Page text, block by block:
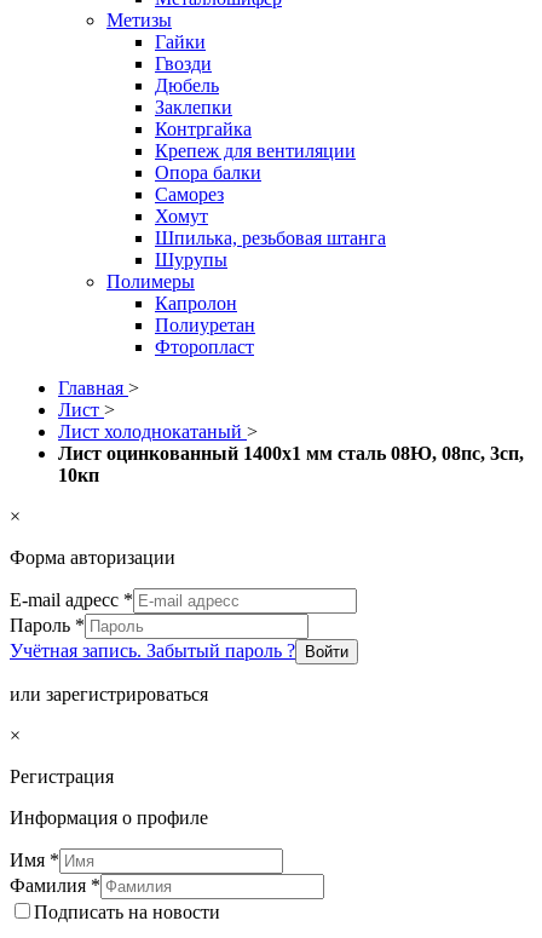
Метизы
Гайки
Гвозди
Дюбель
Заклепки
Контргайка
Крепеж для вентиляции
Опора балки
Саморез
Хомут
Шпилька, резьбовая штанга
Шурупы
Полимеры
Капролон
Полиуретан
Фторопласт
Главная >
Лист >
Лист холоднокатаный >
Лист оцинкованный 1400x1 мм сталь 08Ю, 08пс, 3сп,
10кп
×
Форма авторизации
E-mail адресс *
Пароль *
Учётная запись. Забытый пароль ?
Войти
или зарегистрироваться
×
Регистрация
Информация о профиле
Имя *
Фамилия *
Подписать на новости